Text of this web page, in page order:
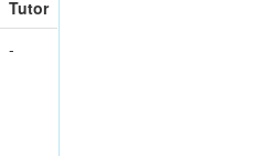
Tutor
-